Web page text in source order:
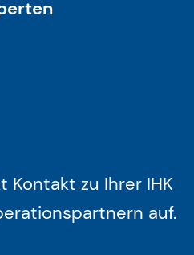
Kontakt zu Ihrer IHK
auf.